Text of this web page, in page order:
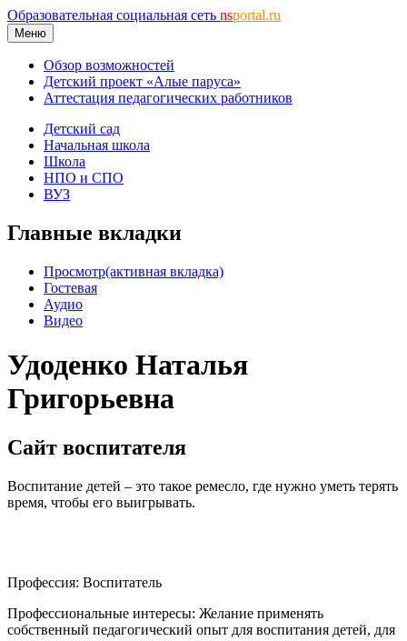
Образовательная социальная сеть nsportal.ru
Меню
Обзор возможностей
Детский проект «Алые паруса»
Аттестация педагогических работников
Детский сад
Начальная школа
Школа
НПО и СПО
ВУЗ
Главные вкладки
Просмотр(активная вкладка)
Гостевая
Аудио
Видео
Удоденко Наталья
Григорьевна
Сайт воспитателя
Воспитание детей – это такое ремесло, где нужно уметь терять
время, чтобы его выигрывать.
Профессия: Воспитатель
Профессиональные интересы: Желание применять
собственный педагогический опыт для воспитания детей, для